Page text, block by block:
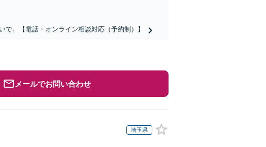
で。【電話・オンライン相談対応（予約制）】
メールでお問い合わせ
埼玉県